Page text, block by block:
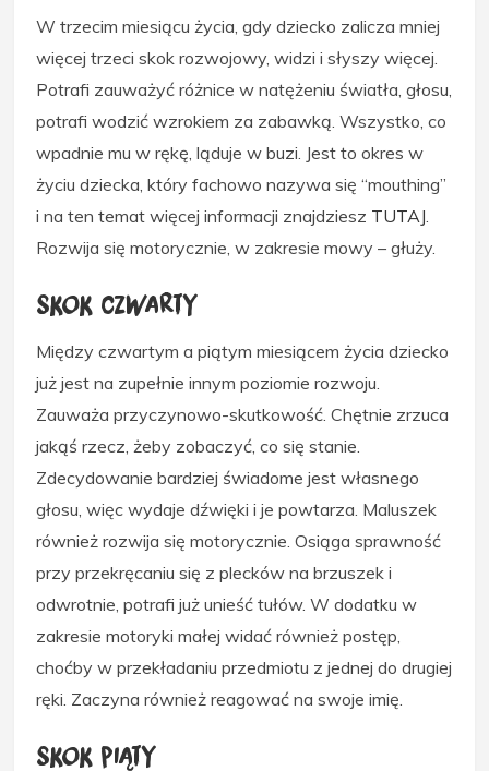
W trzecim miesiącu życia, gdy dziecko zalicza mniej
więcej trzeci skok rozwojowy, widzi i słyszy więcej.
Potrafi zauważyć różnice w natężeniu światła, głosu,
potrafi wodzić wzrokiem za zabawką. Wszystko, co
wpadnie mu w rękę, ląduje w buzi. Jest to okres w
życiu dziecka, który fachowo nazywa się “mouthing”
i na ten temat więcej informacji znajdziesz TUTAJ
Rozwija się motorycznie, w zakresie mowy – głuży.
Skok czwarty
Między czwartym a piątym miesiącem życia dziecko
już jest na zupełnie innym poziomie rozwoju.
Zauważa przyczynowo-skutkowość. Chętnie zrzuca
jakąś rzecz, żeby zobaczyć, co się stanie.
Zdecydowanie bardziej świadome jest własnego
głosu, więc wydaje dźwięki i je powtarza. Maluszek
również rozwija się motorycznie. Osiąga sprawność
przy przekręcaniu się z plecków na brzuszek i
odwrotnie, potrafi już unieść tułów. W dodatku w
zakresie motoryki małej widać również postęp,
choćby w przekładaniu przedmiotu z jednej do drugiej
ręki. Zaczyna również reagować na swoje imię.
Skok piąty